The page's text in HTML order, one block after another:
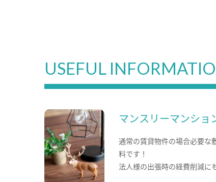
USEFUL
マンスリーマンショ
通常の賃貸物件の場合必要な
料です！
法人様の出張時の経費削減に